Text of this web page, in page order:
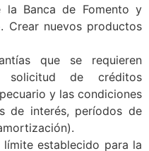
la Banca de Fomento y
Crear nuevos productos
que se requieren
solicitud de créditos
y las condiciones
de interés, períodos de
establecido para la